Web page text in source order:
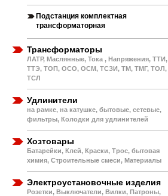
Подстанция комплектная
трансформаторная
Трансформаторы
ЛАТР, Маслянные, Тока , Напряжения, ТТИ,
ТТЭ, ТОП, ОСО, ОСМ, ТСЗИ, ТМ, ТМГ, ТОЛ,
ТСЛ
Удлинители
на рамке, на катушке, бытовые, сетевые,
фильтры, Колодки для удлинителей
Хозтовары
Батарейки, Клей, Краски, Трос, бытовая
химия, Строительные смеси, Материалы
Электроустановочные изделия
Розетки, Выключатели, Вилки, Патроны,